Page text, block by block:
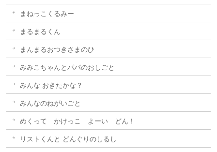
まねっこくるみー
まるまるくん
まんまるおつきさまのひ
みみこちゃんとパパのおしごと
みんな おきたかな？
みんなのねがいごと
めくって かけっこ よーい どん！
リストくんと どんぐりのしるし